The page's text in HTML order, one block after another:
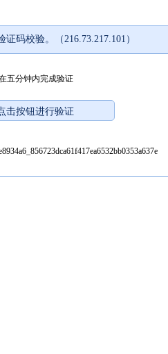
码校验。（216.73.217.101）
五分钟内完成验证